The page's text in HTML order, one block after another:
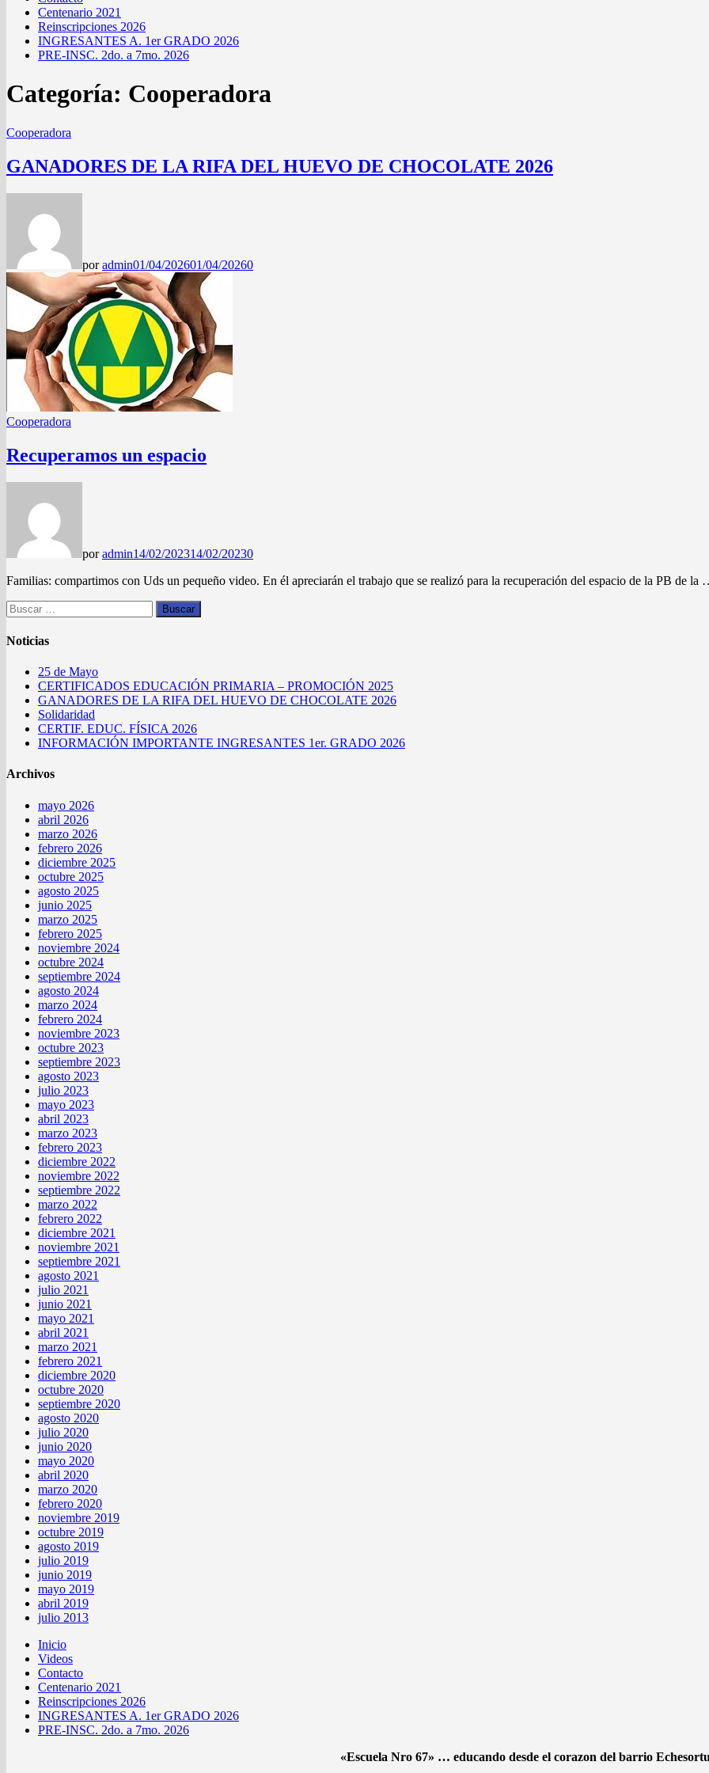
Centenario 2021
Reinscripciones 2026
INGRESANTES A. 1er GRADO 2026
PRE-INSC. 2do. a 7mo. 2026
Categoría: Cooperadora
Cooperadora
GANADORES DE LA RIFA DEL HUEVO DE CHOCOLATE 2026
poradmin01/04/202601/04/20260
Cooperadora
Recuperamos un espacio
poradmin14/02/202314/02/20230
Familias: compartimos con Uds un pequeño video. En él apreciarán el trabajo que se realizó para la recuperación del espacio de la PB de la
Buscar:
Noticias
25 de Mayo
CERTIFICADOS EDUCACIÓN PRIMARIA – PROMOCIÓN 2025
GANADORES DE LA RIFA DEL HUEVO DE CHOCOLATE 2026
Solidaridad
CERTIF. EDUC. FÍSICA 2026
INFORMACIÓN IMPORTANTE INGRESANTES 1er. GRADO 2026
Archivos
mayo 2026
abril 2026
marzo 2026
febrero 2026
diciembre 2025
octubre 2025
agosto 2025
junio 2025
marzo 2025
febrero 2025
noviembre 2024
octubre 2024
septiembre 2024
agosto 2024
marzo 2024
febrero 2024
noviembre 2023
octubre 2023
septiembre 2023
agosto 2023
julio 2023
mayo 2023
abril 2023
marzo 2023
febrero 2023
diciembre 2022
noviembre 2022
septiembre 2022
marzo 2022
febrero 2022
diciembre 2021
noviembre 2021
septiembre 2021
agosto 2021
julio 2021
junio 2021
mayo 2021
abril 2021
marzo 2021
febrero 2021
diciembre 2020
octubre 2020
septiembre 2020
agosto 2020
julio 2020
junio 2020
mayo 2020
abril 2020
marzo 2020
febrero 2020
noviembre 2019
octubre 2019
agosto 2019
julio 2019
junio 2019
mayo 2019
abril 2019
julio 2013
Inicio
Videos
Contacto
Centenario 2021
Reinscripciones 2026
INGRESANTES A. 1er GRADO 2026
PRE-INSC. 2do. a 7mo. 2026
«Escuela Nro 67» … educando desde el corazon del barrio